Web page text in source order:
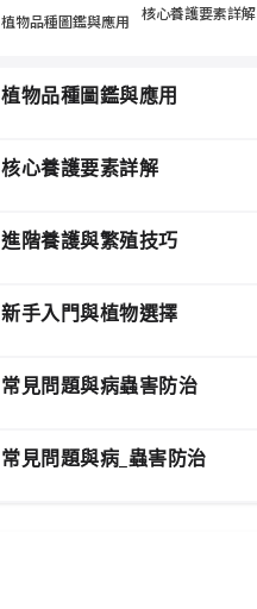
植物品種圖鑑與應用 核心養護要素詳解
植物品種圖鑑與應用
核心養護要素詳解
進階養護與繁殖技巧
新手入門與植物選擇
常見問題與病蟲害防治
常見問題與病_蟲害防治